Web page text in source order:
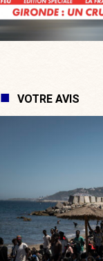
VOTRE AVIS